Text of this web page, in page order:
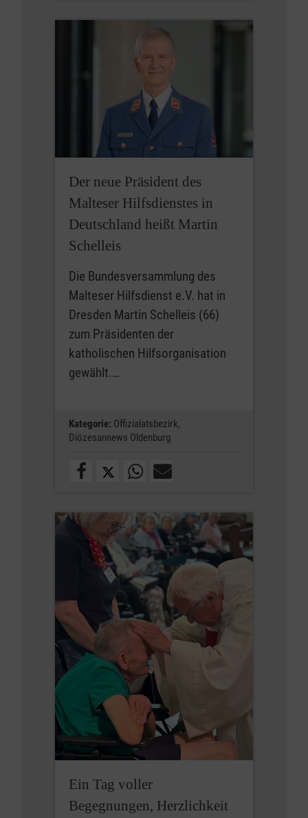
Der neue Präsident des
Malteser Hilfsdienstes in
Deutschland heißt Martin
Schelleis
Die Bundesversammlung des
Malteser Hilfsdienst e.V. hat in
Dresden Martin Schelleis (66)
zum Präsidenten der
katholischen Hilfsorganisation
gewählt.…
Kategorie: Offizialatsbezirk,
Diözesannews Oldenburg
Ein Tag voller
Begegnungen, Herzlichkeit